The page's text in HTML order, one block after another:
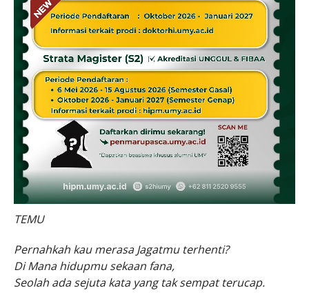
TEMU
Pernahkah kau merasa Jagatmu terhenti?
Di Mana hidupmu sekaan fana,
Seolah ada sejuta kata yang tak sempat terucap.